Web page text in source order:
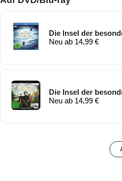
Die Insel der
Neu ab 14,99 €
Die Insel der
Neu ab 14,99 €